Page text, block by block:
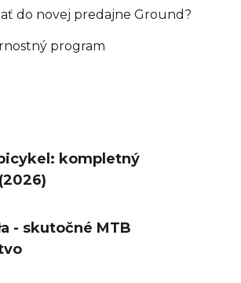
do novej predajne Ground?
program
kompletný
- skutočné MTB